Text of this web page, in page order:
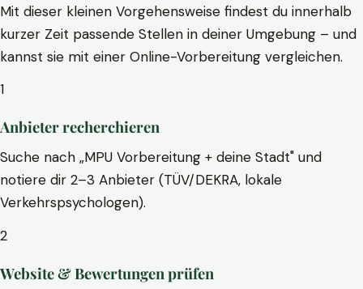
Mit dieser kleinen Vorgehensweise findest du innerhalb
kurzer Zeit passende Stellen in deiner Umgebung – und
kannst sie mit einer Online-Vorbereitung vergleichen.
1
Anbieter recherchieren
Suche nach „MPU Vorbereitung + deine Stadt" und
notiere dir 2–3 Anbieter (TÜV/DEKRA, lokale
Verkehrspsychologen).
2
Website & Bewertungen prüfen